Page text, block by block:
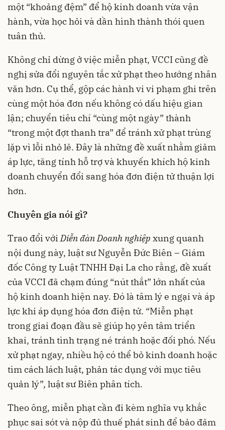
một “khoảng đệm” để hộ kinh doanh vừa vận
hành, vừa học hỏi và dần hình thành thói quen
tuân thủ.
Không chỉ dừng ở việc miễn phạt, VCCI cũng đề
nghị sửa đổi nguyên tắc xử phạt theo hướng nhân
văn hơn. Cụ thể, gộp các hành vi vi phạm ghi trên
cùng một hóa đơn nếu không có dấu hiệu gian
lận; chuyển tiêu chí “cùng một ngày” thành
“trong một đợt thanh tra” để tránh xử phạt trùng
lặp vì lỗi nhỏ lẻ. Đây là những đề xuất nhằm giảm
áp lực, tăng tính hỗ trợ và khuyến khích hộ kinh
doanh chuyển đổi sang hóa đơn điện tử thuận lợi
hơn.
Chuyên gia nói gì?
Trao đổi vớiDiễn đàn Doanh nghiệp xung quanh
nội dung này, luật sư Nguyễn Đức Biên – Giám
đốc Công ty Luật TNHH Đại La cho rằng, đề xuất
của VCCI đã chạm đúng “nút thắt” lớn nhất của
hộ kinh doanh hiện nay. Đó là tâm lý e ngại và áp
lực khi áp dụng hóa đơn điện tử. “Miễn phạt
trong giai đoạn đầu sẽ giúp họ yên tâm triển
khai, tránh tình trạng né tránh hoặc đối phó. Nếu
xử phạt ngay, nhiều hộ có thể bỏ kinh doanh hoặc
tìm cách lách luật, phản tác dụng với mục tiêu
quản lý”, luật sư Biên phân tích.
Theo ông, miễn phạt cần đi kèm nghĩa vụ khắc
phục sai sót và nộp đủ thuế phát sinh để bảo đảm